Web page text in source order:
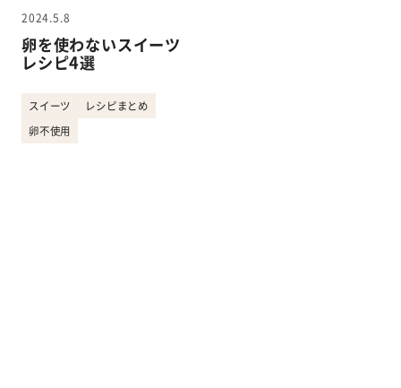
2024.5.8
卵を使わないスイーツ
レシピ4選
スイーツ レシピまとめ
卵不使用